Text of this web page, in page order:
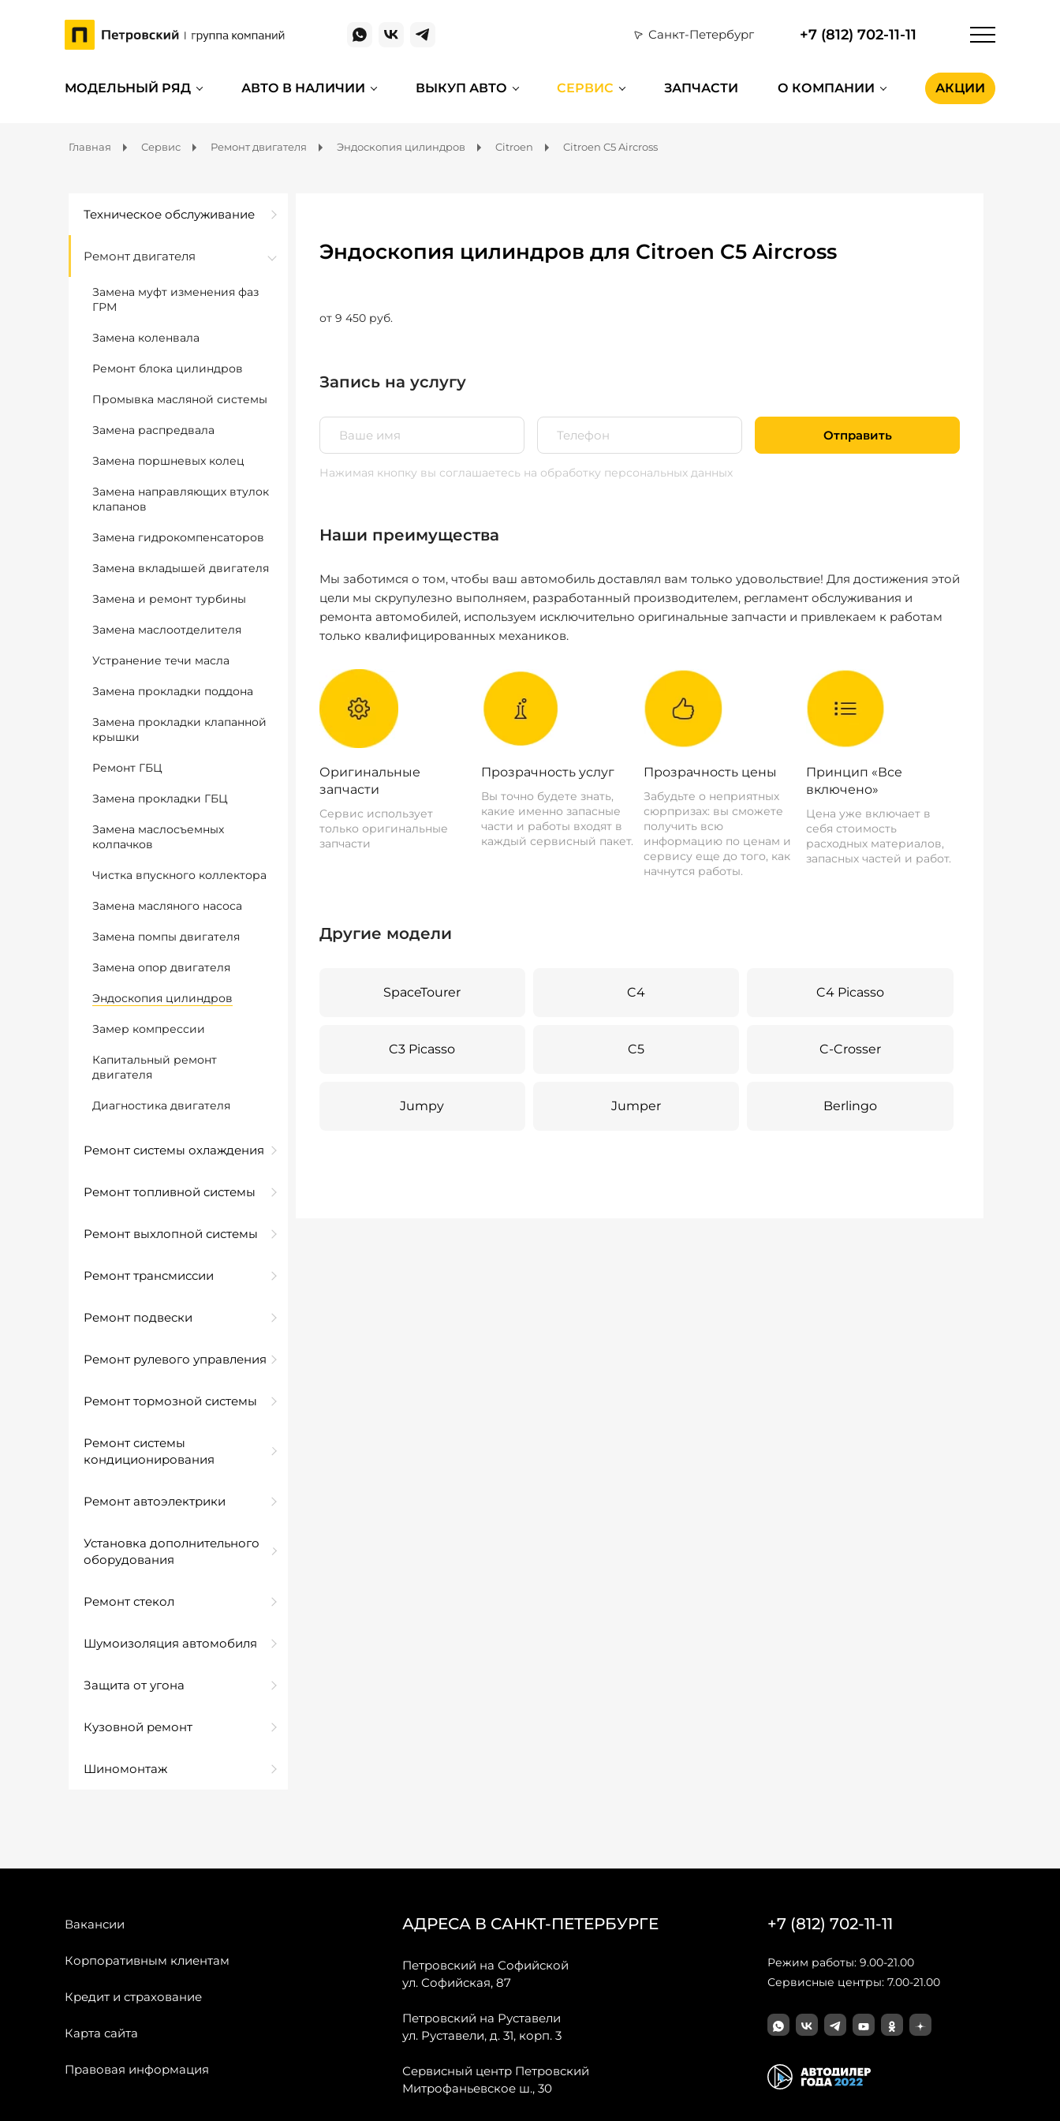
Санкт-Петербург +7 (812) 702-11-11
МОДЕЛЬНЫЙ РЯД АВТО В НАЛИЧИИ ВЫКУП АВТО СЕРВИС ЗАПЧАСТИ О КОМПАНИИ АКЦИИ
Главная Сервис Ремонт двигателя Эндоскопия цилиндров Citroen Citroen C5 Aircross
Техническое обслуживание
Ремонт двигателя
Замена муфт изменения фаз
ГРМ
Замена коленвала
Ремонт блока цилиндров
Промывка масляной системы
Замена распредвала
Замена поршневых колец
Замена направляющих втулок
клапанов
Замена гидрокомпенсаторов
Замена вкладышей двигателя
Замена и ремонт турбины
Замена маслоотделителя
Устранение течи масла
Замена прокладки поддона
Замена прокладки клапанной
крышки
Ремонт ГБЦ
Замена прокладки ГБЦ
Замена маслосъемных
колпачков
Чистка впускного коллектора
Замена масляного насоса
Замена помпы двигателя
Замена опор двигателя
Эндоскопия цилиндров
Замер компрессии
Капитальный ремонт
двигателя
Диагностика двигателя
Ремонт системы охлаждения
Ремонт топливной системы
Ремонт выхлопной системы
Ремонт трансмиссии
Ремонт подвески
Ремонт рулевого управления
Ремонт тормозной системы
Ремонт системы
кондиционирования
Ремонт автоэлектрики
Установка дополнительного
оборудования
Ремонт стекол
Шумоизоляция автомобиля
Защита от угона
Кузовной ремонт
Шиномонтаж
Эндоскопия цилиндров для Citroen C5 Aircross
от 9 450 руб.
Запись на услугу
Отправить
Нажимая кнопку вы соглашаетесь на обработку персональных данных
Наши преимущества
Мы заботимся о том, чтобы ваш автомобиль доставлял вам только удовольствие! Для достижения этой
цели мы скрупулезно выполняем, разработанный производителем, регламент обслуживания и
ремонта автомобилей, используем исключительно оригинальные запчасти и привлекаем к работам
только квалифицированных механиков.
Оригинальные
запчасти
Сервис использует
только оригинальные
запчасти
Прозрачность услуг
Вы точно будете знать,
какие именно запасные
части и работы входят в
каждый сервисный пакет.
Прозрачность цены
Забудьте о неприятных
сюрпризах: вы сможете
получить всю
информацию по ценам и
сервису еще до того, как
начнутся работы.
Принцип «Все
включено»
Цена уже включает в
себя стоимость
расходных материалов,
запасных частей и работ.
Другие модели
SpaceTourer C4 C4 Picasso
C3 Picasso C5 C-Crosser
Jumpy Jumper Berlingo
Вакансии
Корпоративным клиентам
Кредит и страхование
Карта сайта
Правовая информация
АДРЕСА В САНКТ-ПЕТЕРБУРГЕ
Петровский на Софийской
ул. Софийская, 87
Петровский на Руставели
ул. Руставели, д. 31, корп. 3
Сервисный центр Петровский
Митрофаньевское ш., 30
+7 (812) 702-11-11
Режим работы: 9.00-21.00
Сервисные центры: 7.00-21.00